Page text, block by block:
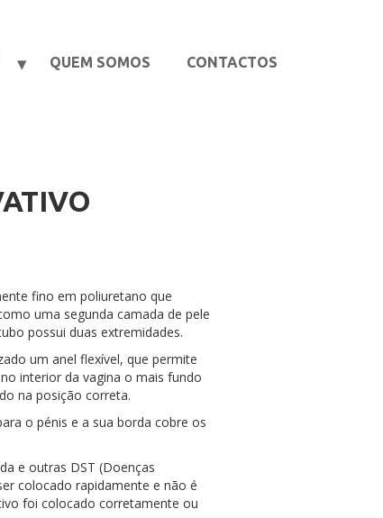
QUEM SOMOS CONTACTOS
fino em poliuretano que
uma segunda camada de pele
possui duas extremidades.
um anel flexível, que permite
interior da vagina o mais fundo
na posição correta.
o pénis e a sua borda cobre os
e outras DST (Doenças
colocado rapidamente e não é
foi colocado corretamente ou